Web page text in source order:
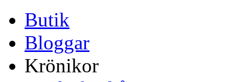
Butik
Bloggar
Krönikor